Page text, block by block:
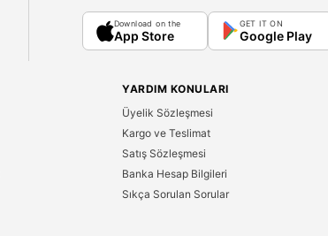
Download on the
App Store
GET IT ON
Google Play
YARDIM KONULARI
Üyelik Sözleşmesi
Kargo ve Teslimat
Satış Sözleşmesi
Banka Hesap Bilgileri
Sıkça Sorulan Sorular